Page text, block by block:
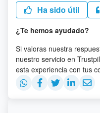
Ha sido útil
¿Te hemos ayudado?
Si valoras nuestra
nuestro servicio en
esta experiencia con tus